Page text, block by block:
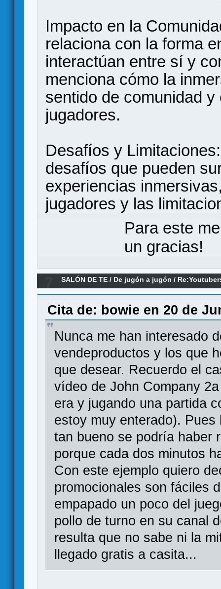
Impacto en la
relaciona con la forma
interactúan entre sí y
menciona cómo la
sentido de comunidad
jugadores.
Desafíos y
desafíos que pueden
experiencias
jugadores y las
Para este
un gracias!
SALÓN DE TE / De jugón a jugón /
Cita de: bowie en 20 de
Nunca me han interesado
vendeproductos y los que
que desear. Recuerdo el
vídeo de John Company
era y jugando una partida
estoy muy enterado).
tan bueno se podría haber
porque cada dos minutos
Con este ejemplo quiero
promocionales son fáciles
empapado un poco del
pollo de turno en su canal
resulta que no sabe ni la
llegado gratis a casita...